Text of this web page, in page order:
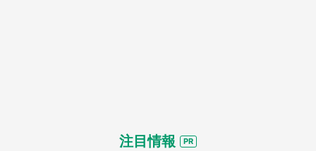
注目情報